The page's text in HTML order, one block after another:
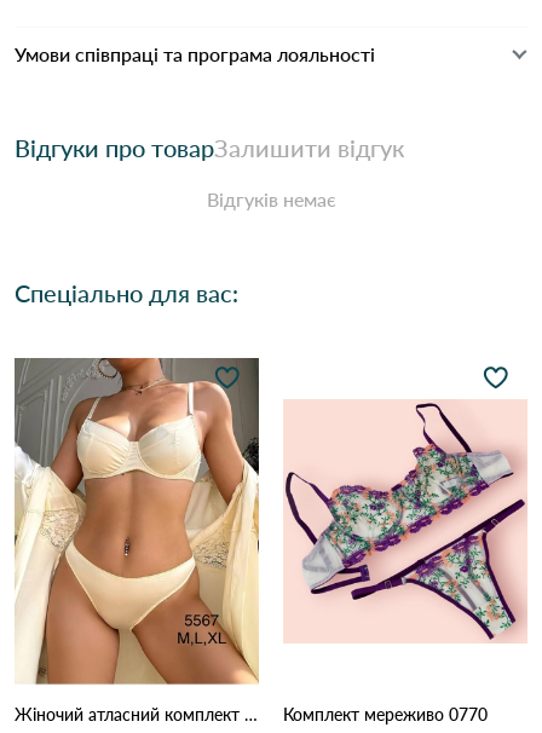
Умови співпраці та програма лояльності
Відгуки про товарЗалишити відгук
Відгуків немає
Спеціально для вас:
Жіночий атласний комплект білизни: бюстгальтер на кісточках та трусики (Опт) 5567 Айворі Комплект мереживо 0770